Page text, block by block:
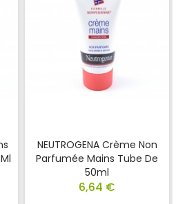
NEUTROGENA Crème Non
Parfumée Mains Tube De
50ml
6,64 €